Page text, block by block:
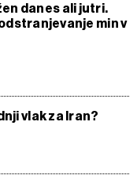
danes ali jutri.
min v
vlak za Iran?